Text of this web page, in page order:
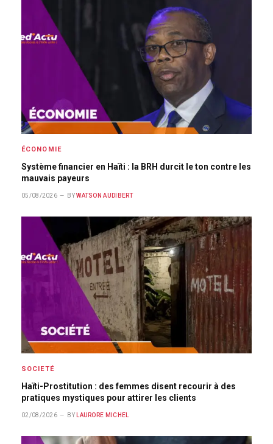
ÉCONOMIE
Système financier en Haïti : la BRH durcit le ton contre les
mauvais payeurs
05/08/2026 BY WATSON AUDIBERT
SOCIETÉ
Haïti-Prostitution : des femmes disent recourir à des
pratiques mystiques pour attirer les clients
02/08/2026 BY LAURORE MICHEL